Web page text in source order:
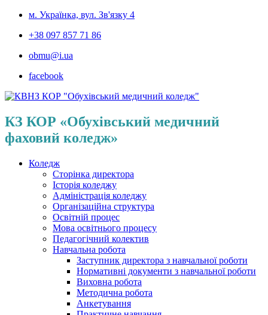
м. Українка, вул. Зв'язку 4
+38 097 857 71 86
obmu@i.ua
facebook
КЗ КОР «Обухівський медичний
фаховий коледж»
Коледж
Сторінка директора
Історія коледжу
Адміністрація коледжу
Організаційна структура
Освітній процес
Мова освітнього процесу
Педагогічний колектив
Навчальна робота
Заступник директора з навчальної роботи
Нормативні документи з навчальної роботи
Виховна робота
Методична робота
Анкетування